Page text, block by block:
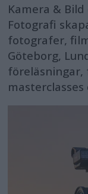
Kamera &
Fotografi
fotografer,
Göteborg,
föreläsningar,